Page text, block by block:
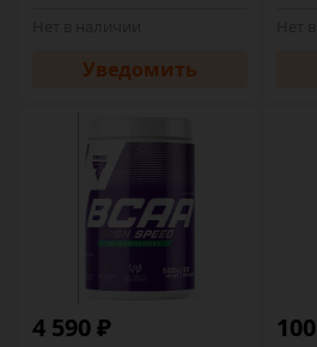
Уведомить
4 590 ₽